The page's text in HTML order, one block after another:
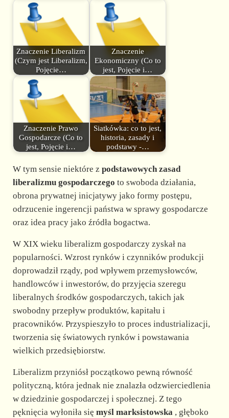
Znaczenie Liberalizm
(Czym jest Liberalizm,
Pojęcie…
Znaczenie
Ekonomiczny (Co to
jest, Pojęcie i…
Znaczenie Prawo
Gospodarcze (Co to
jest, Pojęcie i…
Siatkówka: co to jest,
historia, zasady i
podstawy -…
W tym sensie niektóre z podstawowych zasad
liberalizmu gospodarczego to swoboda działania,
obrona prywatnej inicjatywy jako formy postępu,
odrzucenie ingerencji państwa w sprawy gospodarcze
oraz idea pracy jako źródła bogactwa.
W XIX wieku liberalizm gospodarczy zyskał na
popularności. Wzrost rynków i czynników produkcji
doprowadził rządy, pod wpływem przemysłowców,
handlowców i inwestorów, do przyjęcia szeregu
liberalnych środków gospodarczych, takich jak
swobodny przepływ produktów, kapitału i
pracowników. Przyspieszyło to proces industrializacji,
tworzenia się światowych rynków i powstawania
wielkich przedsiębiorstw.
Liberalizm przyniósł początkowo pewną równość
polityczną, która jednak nie znalazła odzwierciedlenia
w dziedzinie gospodarczej i społecznej. Z tego
pęknięcia wyłoniła się myśl marksistowska, głęboko